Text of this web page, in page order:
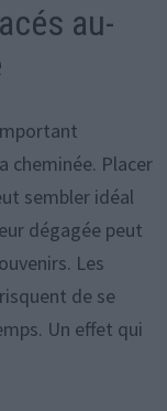
au-
cheminée. Placer
sembler idéal
dégagée peut
Les
de se
Un effet qui